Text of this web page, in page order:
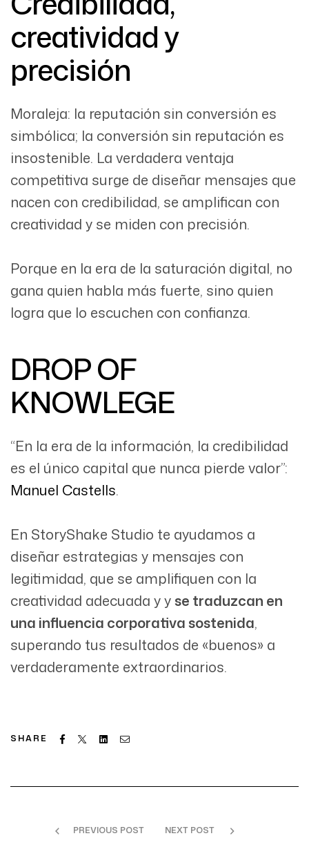
creatividad y
precisión
Moraleja: la reputación sin conversión es
simbólica; la conversión sin reputación es
insostenible. La verdadera ventaja
competitiva surge de diseñar mensajes que
nacen con credibilidad, se amplifican con
creatividad y se miden con precisión.
Porque en la era de la saturación digital, no
gana quien habla más fuerte, sino quien
logra que lo escuchen con confianza.
DROP OF
KNOWLEGE
“En la era de la información, la credibilidad
es el único capital que nunca pierde valor”:
Manuel Castells.
En StoryShake Studio te ayudamos a
diseñar estrategias y mensajes con
legitimidad, que se amplifiquen con la
creatividad adecuada y yse traduzcan en
una influencia corporativa sostenida,
superando tus resultados de «buenos» a
verdaderamente extraordinarios.
SHARE Facebook
Twitter LinkedinEmail
PREVIOUS POST NEXT POST